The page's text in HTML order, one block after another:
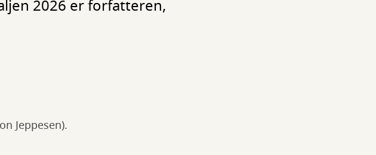
2026 er forfatteren,
Jeppesen).